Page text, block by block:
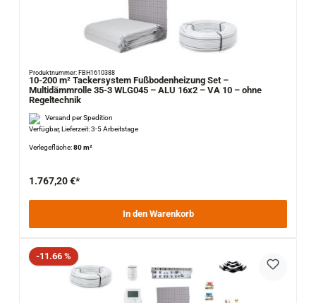
Produktnummer: FBH1610388
10-200 m² Tackersystem Fußbodenheizung Set –
Multidämmrolle 35-3 WLG045 – ALU 16x2 – VA 10 – ohne
Regeltechnik
Versand per Spedition
Verfügbar, Lieferzeit: 3-5 Arbeitstage
Verlegefläche:80 m²
1.767,20 €*
In den Warenkorb
Rabatt
-11.66 %